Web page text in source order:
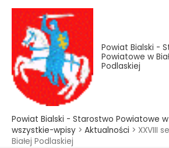
treści
Przejdź
treści
Powiat Bialski -
Powiatowe w
Podlaskiej
Powiat Bialski - Starostwo Powiatowe w
wszystkie-wpisy > Aktualności > XXVIII
Białej Podlaskiej